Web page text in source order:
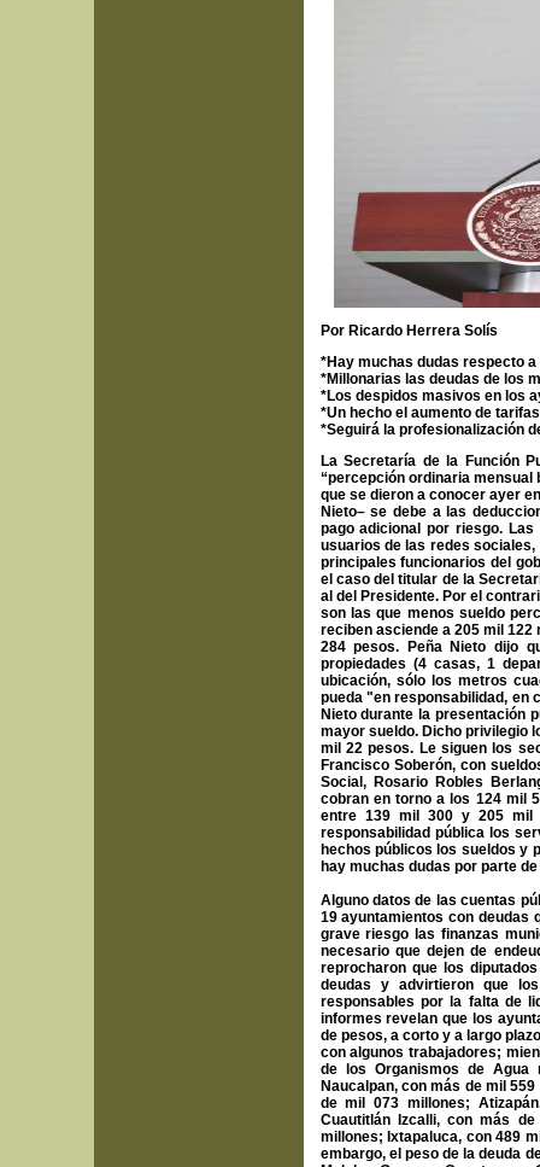
Por Ricardo Herrera Solís
*Hay muchas dudas respecto
*Millonarias las deudas de los
*Los despidos masivos en los
*Un hecho el aumento de
*Seguirá la profesionalización
La Secretaría de la Función
“percepción ordinaria
que se dieron a conocer ayer
Nieto– se debe a las
pago adicional por riesgo.
usuarios de las redes
principales funcionarios del
el caso del titular de la
al del Presidente. Por el
son las que menos sueldo
reciben asciende a 205 mil
284 pesos. Peña Nieto dijo
propiedades (4 casas, 1
ubicación, sólo los metros
pueda "en responsabilidad, en
Nieto durante la presentación
mayor sueldo. Dicho privilegio
mil 22 pesos. Le siguen los
Francisco Soberón, con
Social, Rosario Robles
cobran en torno a los 124 mil
entre 139 mil 300 y 205 mil
responsabilidad pública los
hechos públicos los sueldos y
hay muchas dudas por parte
Alguno datos de las cuentas
19 ayuntamientos con deudas
grave riesgo las finanzas
necesario que dejen de
reprocharon que los
deudas y advirtieron que
responsables por la falta de
informes revelan que los
de pesos, a corto y a largo
con algunos trabajadores;
de los Organismos de Agua
Naucalpan, con más de mil
de mil 073 millones;
Cuautitlán Izcalli, con más
millones; Ixtapaluca, con 489
embargo, el peso de la deuda